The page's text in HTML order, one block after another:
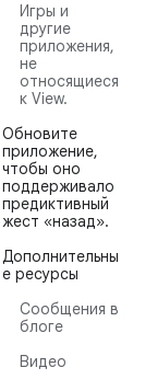
Игры и
другие
приложения,
не
относящиеся
к View.
Обновите
приложение,
чтобы оно
поддерживало
предиктивный
жест «назад».
Дополнительны
е ресурсы
Сообщения в
блоге
Видео